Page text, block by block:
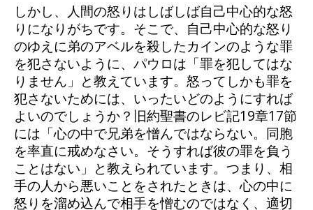
しかし、人間の怒りはしばしば自己中心的な怒
りになりがちです。そこで、自己中心的な怒り
のゆえに弟のアベルを殺したカインのような罪
を犯さないように、パウロは「罪を犯してはな
りません」と教えています。怒ってしかも罪を
犯さないためには、いったいどのようにすれば
よいのでしょうか？旧約聖書のレビ記19章17節
には「心の中で兄弟を憎んではならない。同胞
を率直に戒めなさい。そうすれば彼の罪を負う
ことはない」と教えられています。つまり、相
手の人から悪いことをされたときは、心の中に
怒りを溜め込んで相手を憎むのではなく、適切